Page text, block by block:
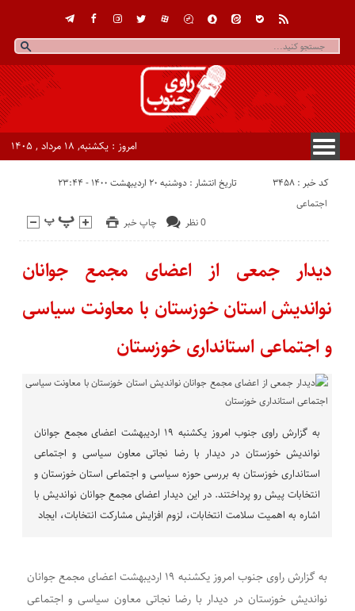
امروز : یکشنبه, ۱۸ مرداد , ۱۴۰۵
کد خبر : 3458 تاریخ انتشار : دوشنبه ۲۰ اردیبهشت ۱۴۰۰ - ۲۳:۴۴
چاپ خبر 0 نظر
اجتماعی
دیدار جمعی از اعضای مجمع جوانان
نواندیش استان خوزستان با معاونت سیاسی
و اجتماعی استانداری خوزستان
به گزارش راوی جنوب امروز یکشنبه ۱۹ اردیبهشت اعضای مجمع جوانان
نواندیش خوزستان در دیدار با رضا نجاتی معاون سیاسی و اجتماعی
استانداری خوزستان به بررسی حوزه سیاسی و اجتماعی استان خوزستان و
انتخابات پیش رو پرداختند. در این دیدار اعضای مجمع جوانان نواندیش با
اشاره به اهمیت سلامت انتخابات، لزوم افزایش مشارکت انتخابات، ایجاد
به گزارش راوی جنوب امروز یکشنبه ۱۹ اردیبهشت اعضای مجمع جوانان
نواندیش خوزستان در دیدار با رضا نجاتی معاون سیاسی و اجتماعی